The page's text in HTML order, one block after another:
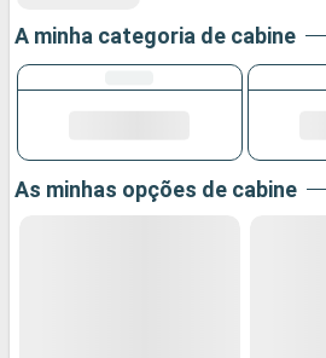
A minha categoria de cabine
As minhas opções de cabine